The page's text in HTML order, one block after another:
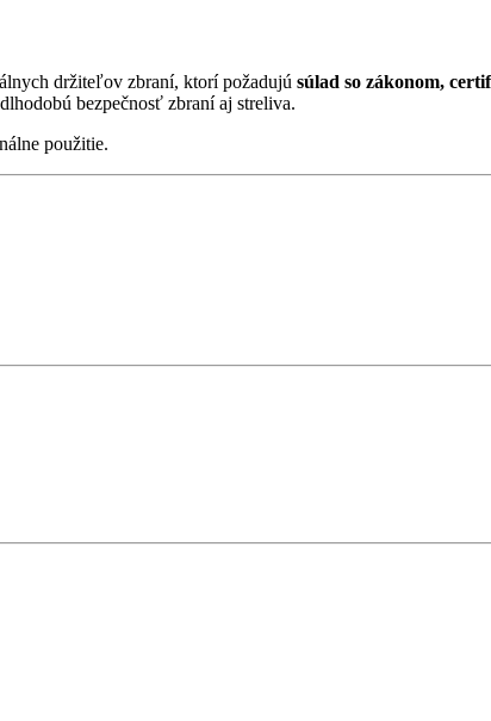
držiteľov zbraní, ktorí požadujú súlad so zákonom,
bezpečnosť zbraní aj streliva.
použitie.